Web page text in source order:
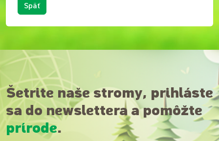
Späť
Šetrite naše stromy, prihláste
sa do newslettera a pomôžte
prírode.